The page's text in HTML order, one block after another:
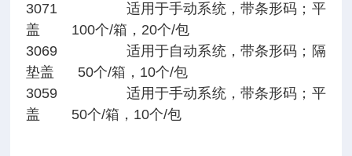
3071 适用于手动系统，带条形码；平
盖 100个/箱，20个/包
3069 适用于自动系统，带条形码；隔
垫盖 50个/箱，10个/包
3059 适用于手动系统，带条形码；平
盖 50个/箱，10个/包